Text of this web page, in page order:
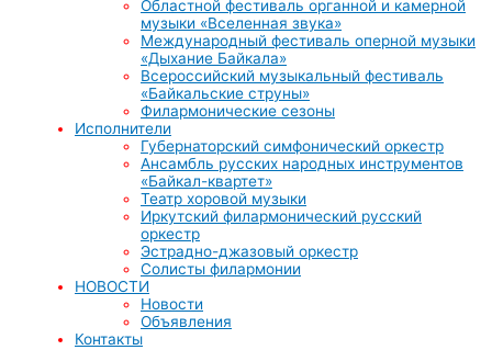
Областной фестиваль органной и камерной
музыки «Вселенная звука»
Международный фестиваль оперной музыки
«Дыхание Байкала»
Всероссийский музыкальный фестиваль
«Байкальские струны»
Филармонические сезоны
Исполнители
Губернаторский симфонический оркестр
Ансамбль русских народных инструментов
«Байкал-квартет»
Театр хоровой музыки
Иркутский филармонический русский
оркестр
Эстрадно-джазовый оркестр
Солисты филармонии
НОВОСТИ
Новости
Объявления
Контакты